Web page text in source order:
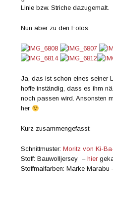
Linie bzw. Striche dazugemalt.
Nun aber zu den Fotos:
Ja, das ist schon eines seiner
hoffe inständig, dass es ihm
noch passen wird. Ansonsten
her
Kurz zusammengefasst:
Schnittmuster:Moritz von Ki-
Stoff: Bauwolljersey –hier
Stoffmalfarben: Marke Marabu